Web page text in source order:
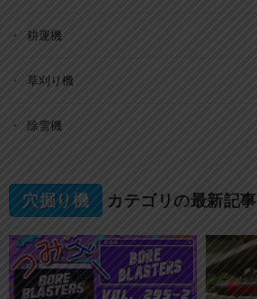
耕運機
草刈り機
除雪機
穴掘り機 カテゴリの最新記事